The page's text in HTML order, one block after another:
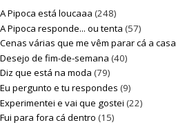
A Pipoca está loucaaa (248)
A Pipoca responde... ou tenta (57)
Cenas várias que me vêm parar cá a casa
Desejo de fim-de-semana (40)
Diz que está na moda (79)
Eu pergunto e tu respondes (9)
Experimentei e vai que gostei (22)
Fui para fora cá dentro (15)